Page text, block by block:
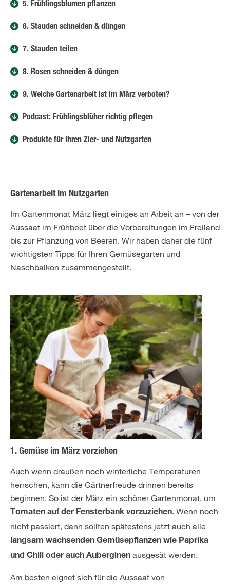
5. Frühlingsblumen pflanzen
6. Stauden schneiden & düngen
7. Stauden teilen
8. Rosen schneiden & düngen
9. Welche Gartenarbeit ist im März verboten?
Podcast: Frühlingsblüher richtig pflegen
Produkte für Ihren Zier- und Nutzgarten
Gartenarbeit im Nutzgarten
Im Gartenmonat März liegt einiges an Arbeit an – von der
Aussaat im Frühbeet über die Vorbereitungen im Freiland
bis zur Pflanzung von Beeren. Wir haben daher die fünf
wichtigsten Tipps für Ihren Gemüsegarten und
Naschbalkon zusammengestellt.
1. Gemüse im März vorziehen
Auch wenn draußen noch winterliche Temperaturen
herrschen, kann die Gärtnerfreude drinnen bereits
beginnen. So ist der März ein schöner Gartenmonat, um
Tomaten auf der Fensterbank vorzuziehen. Wenn noch
nicht passiert, dann sollten spätestens jetzt auch alle
langsam wachsenden Gemüsepflanzen wie Paprika
und Chili oder auch Auberginen ausgesät werden.
Am besten eignet sich für die Aussaat von